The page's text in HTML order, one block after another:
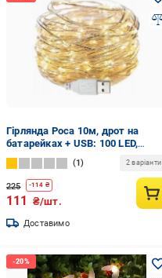
Гірлянда Роса 10м, дрот на
батарейках + USB: 100 LED,
теплий білий a29warmwhite
1 2 варіанти
225 -114 ₴
111 ₴/шт.
Доставимо